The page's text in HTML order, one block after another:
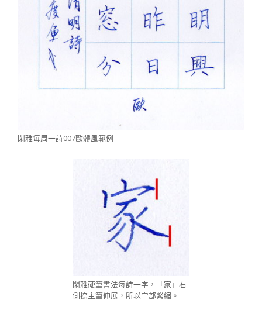
閑雅每周一詩007歐體風範例
閑雅硬筆書法每詩一字，「家」右
側捺主筆伸展，所以宀部緊縮。